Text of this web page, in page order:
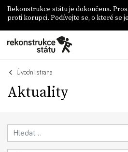
Rekonstrukce státu je dokončena.
proti korupci. Podívejte se, o které se
Úvodní strana
Aktuality